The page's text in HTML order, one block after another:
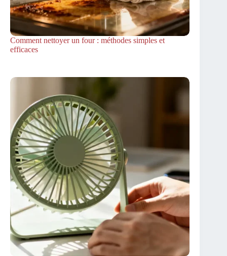
Comment nettoyer un four : méthodes simples et
efficaces